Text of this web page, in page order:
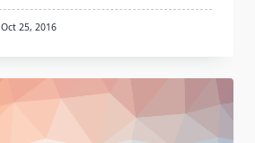
Oct 25, 2016